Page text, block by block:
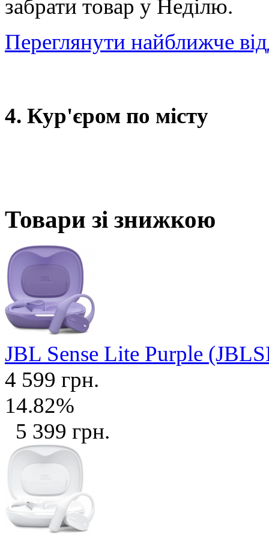
забрати товар у Неділю.
Переглянути найближче
4. Кур'єром по місту
Товари зі знижкою
JBL Sense Lite Purple
4 599 грн.
14.82%
5 399 грн.